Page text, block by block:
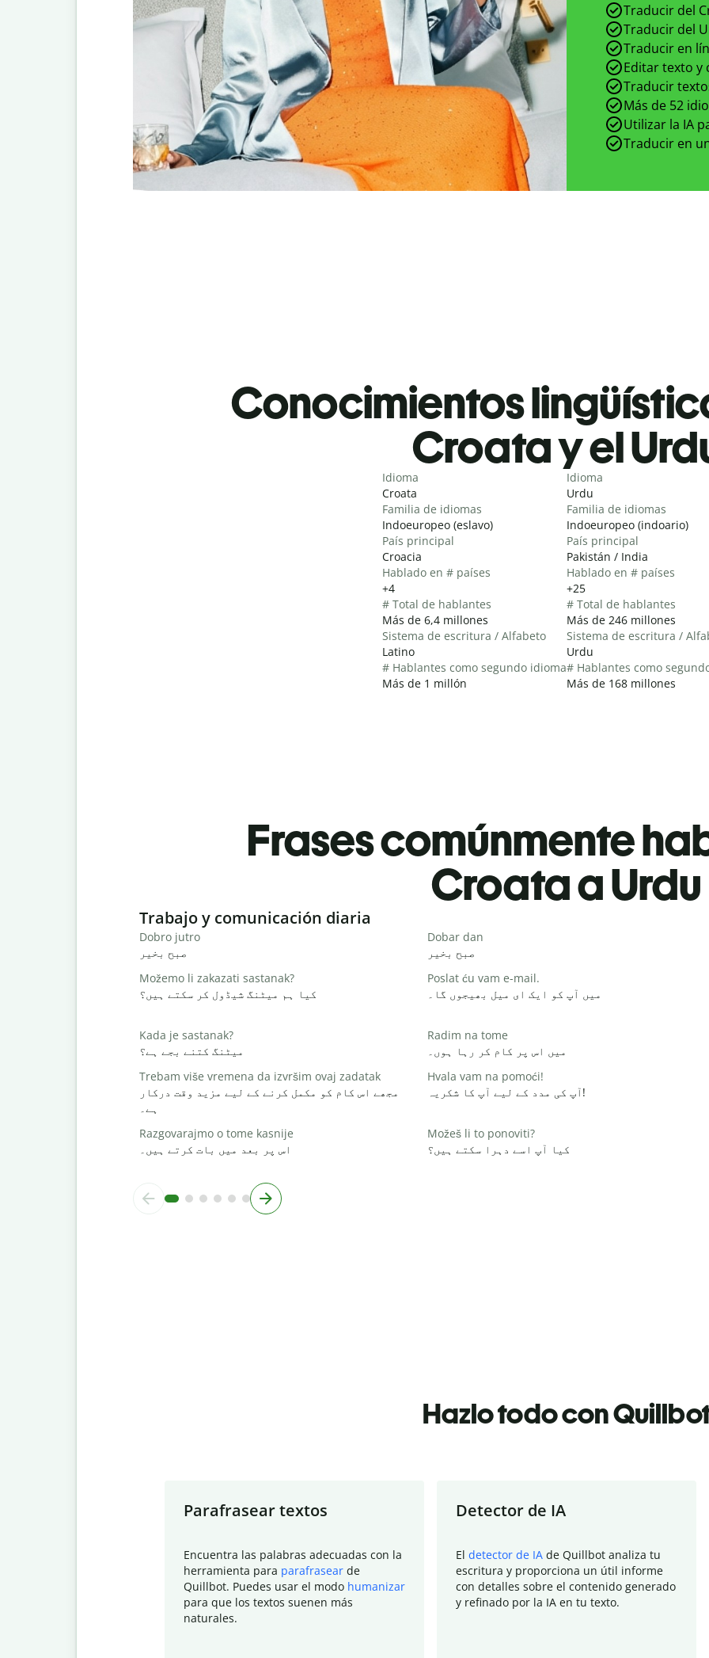
Traducir del
Traducir del
Traducir en
Editar texto y
Traducir
Más de 52
Utilizar la IA
Traducir en
Conocimientos
Croata y el
Idioma
Croata
Familia de idiomas
Indoeuropeo (eslavo)
País principal
Croacia
Hablado en # países
+4
# Total de hablantes
Más de 6,4 millones
Sistema de escritura / Alfabeto
Latino
# Hablantes como segundo idioma
Más de 1 millón
Idioma
Urdu
Familia de idiomas
Indoeuropeo (indoario)
País principal
Pakistán / India
Hablado en # países
+25
# Total de hablantes
Más de 246 millones
Sistema de escritura /
Urdu
# Hablantes como
Más de 168 millones
Frases comúnmente
Croata a Urdu
Slide 1 of 6
Trabajo y comunicación diaria
Dobro jutro
صبح بخیر
Dobar dan
صبح بخیر
Možemo li zakazati sastanak?
کیا ہم میٹنگ شیڈول کر سکتے ہیں؟
Poslat ću vam e-mail.
میں آپ کو ایک ای میل بھیجوں گا۔
Kada je sastanak?
میٹنگ کتنے بجے ہے؟
Radim na tome
میں اس پر کام کر رہا ہوں۔
Trebam više vremena da izvršim ovaj zadatak
مجھے اس کام کو مکمل کرنے کے لیے مزید وقت درکار
ہے۔
Hvala vam na pomoći!
آپ کی مدد کے لیے آپ کا شکریہ!
Razgovarajmo o tome kasnije
اس پر بعد میں بات کرتے ہیں۔
Možeš li to ponoviti?
کیا آپ اسے دہرا سکتے ہیں؟
Hazlo todo con
Parafrasear textos
Encuentra las palabras adecuadas con la
herramienta para parafrasear de
Quillbot. Puedes usar el modo humanizar
para que los textos suenen más
naturales.
Detector de IA
El detector de IA de Quillbot analiza tu
escritura y proporciona un útil informe
con detalles sobre el contenido generado
y refinado por la IA en tu texto.